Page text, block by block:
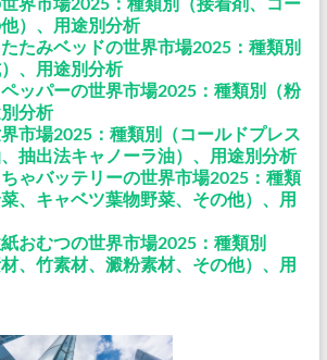
）、用途別分析
たみベッドの世界市場2025：種類別
、用途別分析
ッパーの世界市場2025：種類別（粉
分析
市場2025：種類別（コールドプレス
抽出法キャノーラ油）、用途別分析
ゃバッテリーの世界市場2025：種類
、キャベツ葉物野菜、その他）、用
おむつの世界市場2025：種類別
材、竹素材、澱粉素材、その他）、用